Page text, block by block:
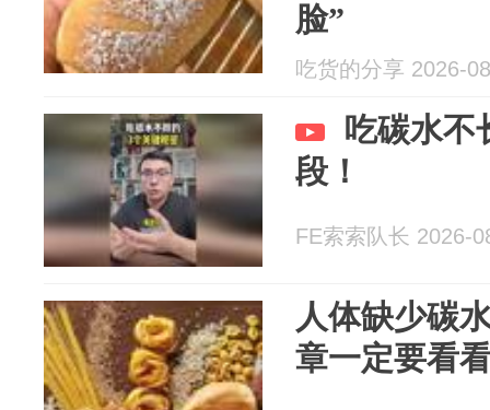
脸”
吃货的分享 2026-
吃碳水不
段！
FE索索队长 2026-
人体缺少碳
章一定要看